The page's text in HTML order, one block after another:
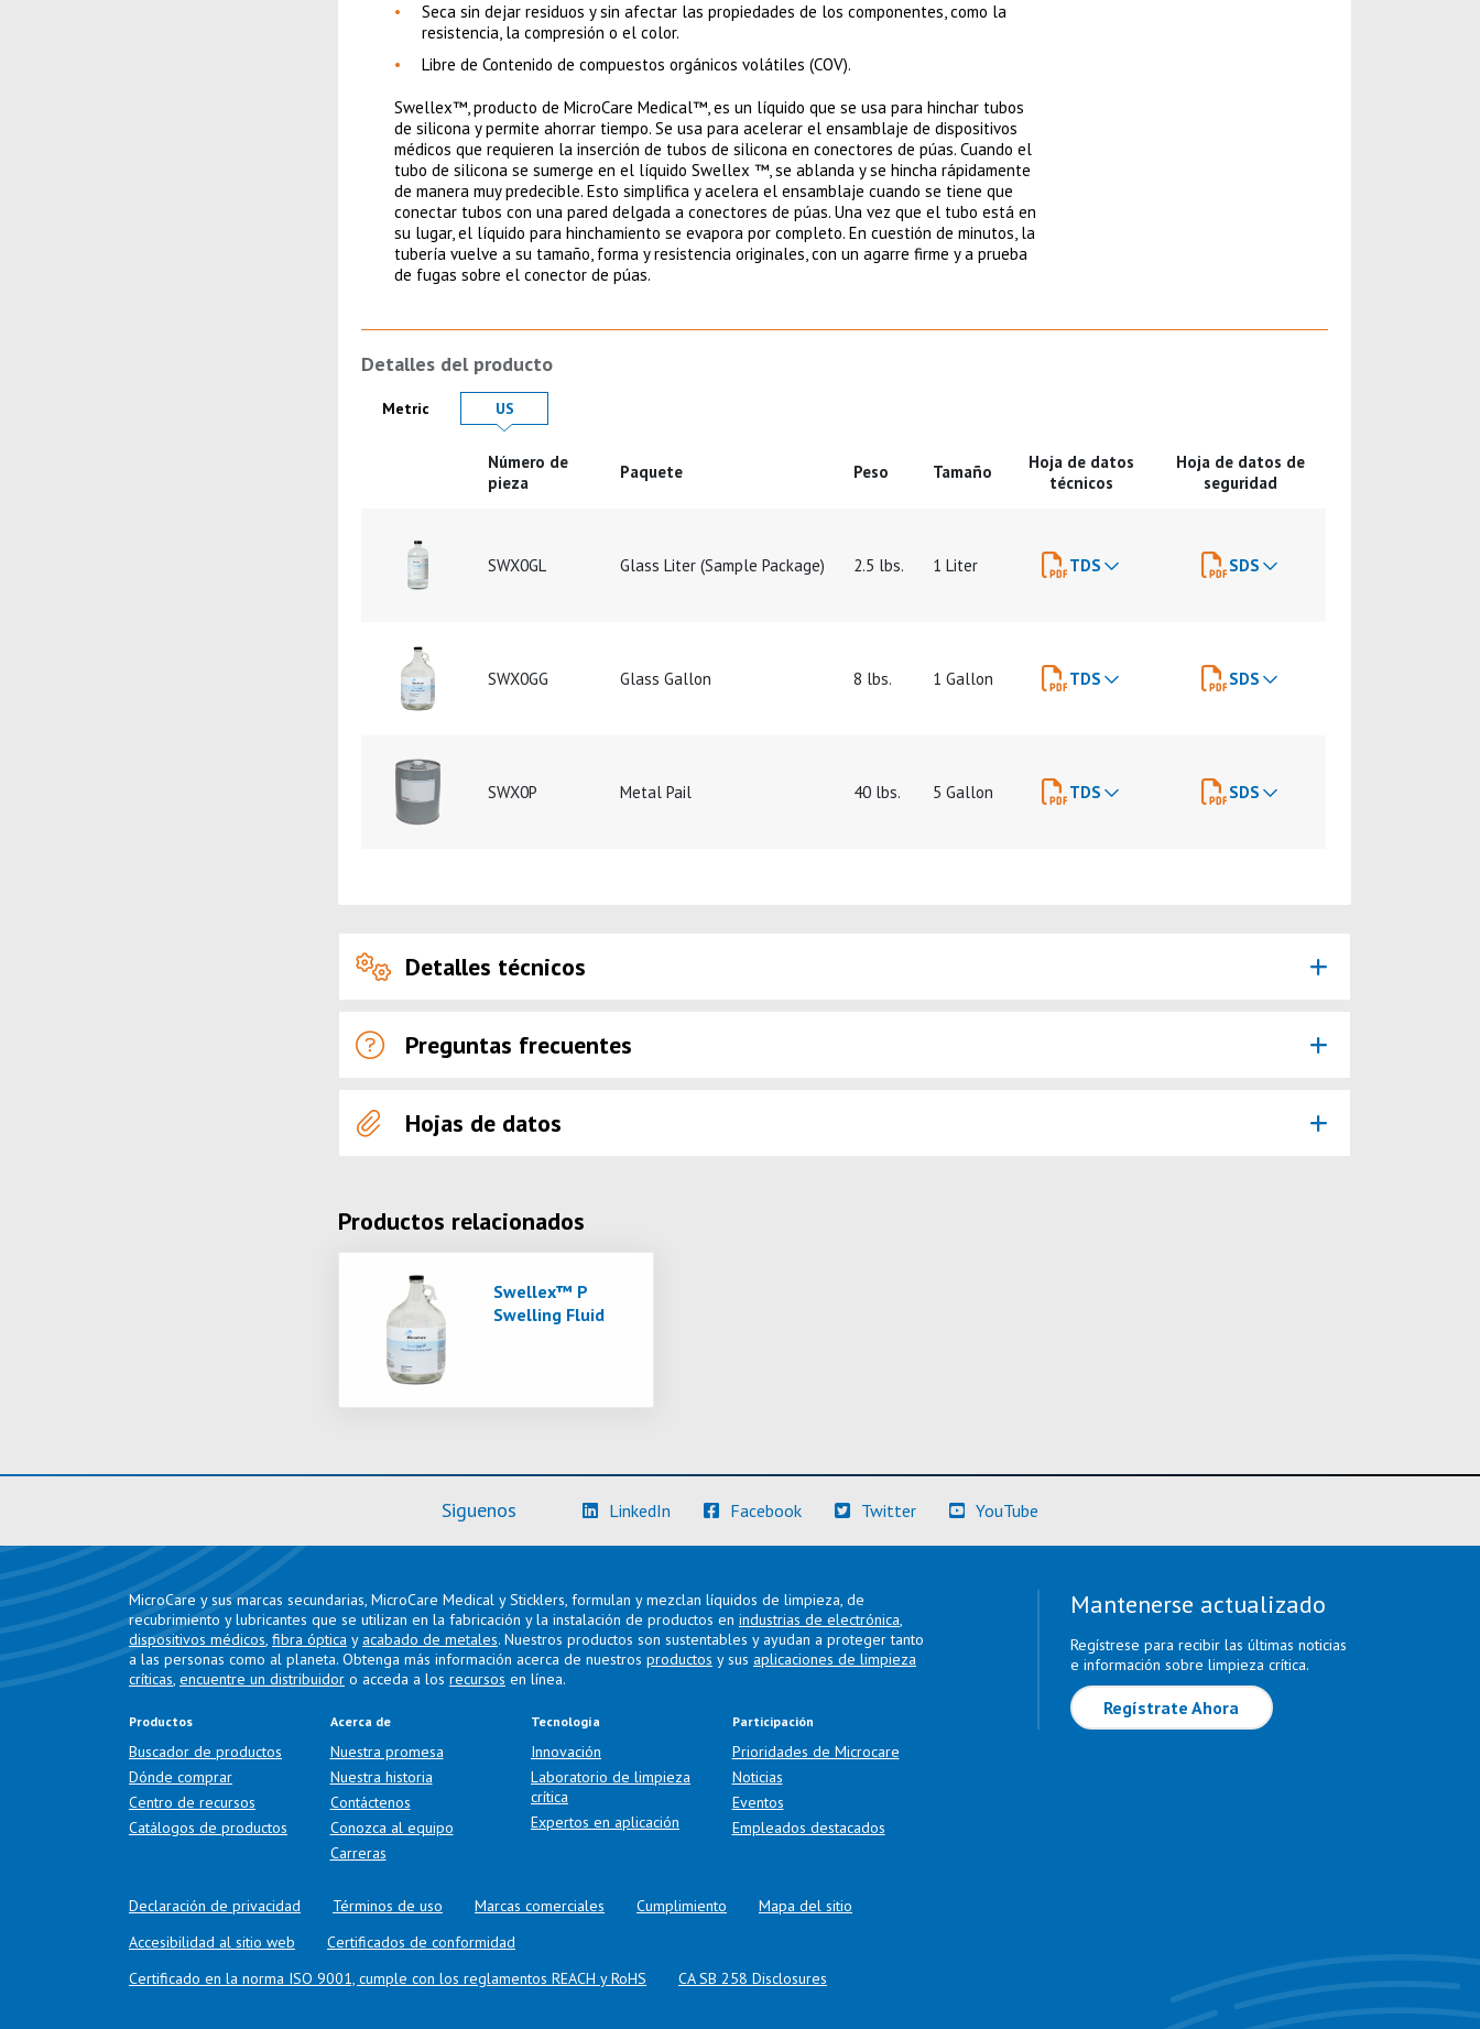
Seca sin dejar residuos y sin afectar las propiedades de los componentes, como la
resistencia, la compresión o el color.
Libre de Contenido de compuestos orgánicos volátiles (COV).
Swellex™, producto de MicroCare Medical™, es un líquido que se usa para hinchar tubos
de silicona y permite ahorrar tiempo. Se usa para acelerar el ensamblaje de dispositivos
médicos que requieren la inserción de tubos de silicona en conectores de púas. Cuando el
tubo de silicona se sumerge en el líquido Swellex ™, se ablanda y se hincha rápidamente
de manera muy predecible. Esto simplifica y acelera el ensamblaje cuando se tiene que
conectar tubos con una pared delgada a conectores de púas. Una vez que el tubo está en
su lugar, el líquido para hinchamiento se evapora por completo. En cuestión de minutos, la
tubería vuelve a su tamaño, forma y resistencia originales, con un agarre firme y a prueba
de fugas sobre el conector de púas.
Detalles del producto
Product Details in
Metric Product Details in
US
Imagen del producto
Número de
pieza
Paquete Peso Tamaño
Hoja de datos
técnicos
Hoja de datos de
seguridad
SWX0GL Glass Liter (Sample Package) 2.5 lbs. 1 Liter TDS SDS
SWX0GG Glass Gallon 8 lbs. 1 Gallon TDS SDS
SWX0P Metal Pail 40 lbs. 5 Gallon TDS SDS
Detalles técnicos
Preguntas frecuentes
Hojas de datos
Productos relacionados
Swellex™ P
Swelling Fluid
Siguenos LinkedIn (Más información)
Facebook(Más información)
Twitter(Más información)
YouTube
MicroCare y sus marcas secundarias, MicroCare Medical y Sticklers, formulan y mezclan líquidos de limpieza, de
recubrimiento y lubricantes que se utilizan en la fabricación y la instalación de productos en industrias de electrónica,
dispositivos médicos, fibra óptica y acabado de metales. Nuestros productos son sustentables y ayudan a proteger tanto
a las personas como al planeta. Obtenga más información acerca de nuestros productos y sus aplicaciones de limpieza
críticas, encuentre un distribuidor o acceda a los recursos en línea.
Productos
Buscador de productos
Dónde comprar
Centro de recursos
Catálogos de productos
Acerca de
Nuestra promesa
Nuestra historia
Contáctenos
Conozca al equipo
Carreras
Tecnología
Innovación
Laboratorio de limpieza
crítica
Expertos en aplicación
Participación
Prioridades de Microcare
Noticias
Eventos
Empleados destacados
Declaración de privacidad Términos de uso Marcas comerciales Cumplimiento
Mapa del sitio
Accesibilidad al sitio web
Certificados de conformidad
Certificado en la norma ISO 9001, cumple con los reglamentos REACH y RoHS
CA SB 258 Disclosures
Mantenerse actualizado
Regístrese para recibir las últimas noticias
e información sobre limpieza crítica.
Regístrate Ahora